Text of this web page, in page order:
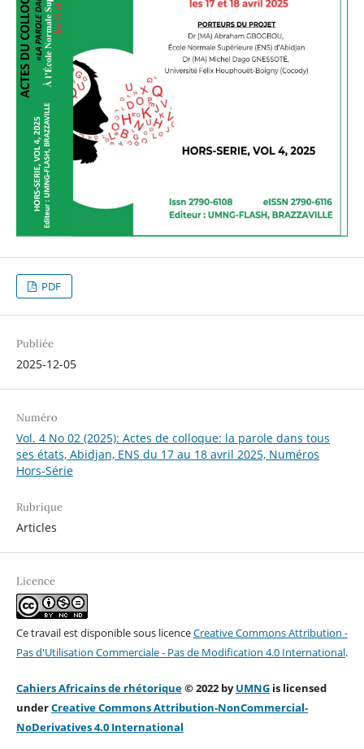
PDF
Publiée
2025-12-05
Numéro
Vol. 4 No 02 (2025): Actes de colloque: la parole dans tous
ses états, Abidjan, ENS du 17 au 18 avril 2025, Numéros
Hors-Série
Rubrique
Articles
Licence
Ce travail est disponible sous licenceCreative Commons Attribution -
Pas d'Utilisation Commerciale - Pas de Modification 4.0 International.
Cahiers Africains de rhétorique© 2022 byUMNGis licensed
underCreative Commons Attribution-NonCommercial-
NoDerivatives 4.0 International